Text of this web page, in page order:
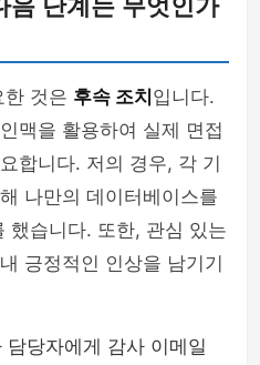
음 단계는 무엇인가
한 것은 후속 조치 입니다.
맥을 활용하여 실제 면접
합니다. 저의 경우, 각 기
나만의 데이터베이스를
했습니다. 또한, 관심 있는
긍정적인 인상을 남기기
당자에게 감사 이메일